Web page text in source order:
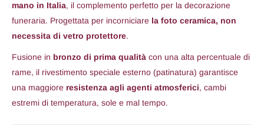
mano in Italia, il complemento perfetto per la decorazione
funeraria. Progettata per incorniciare la foto ceramica, non
necessita di vetro protettore.
Fusione in bronzo di prima qualità con una alta percentuale di
rame, il rivestimento speciale esterno (patinatura) garantisce
una maggiore resistenza agli agenti atmosferici, cambi
estremi di temperatura, sole e mal tempo.